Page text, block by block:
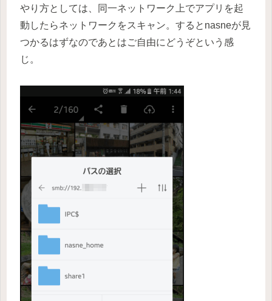
やり方としては、同一ネットワーク上でアプリを起
動したらネットワークをスキャン。するとnasneが見
つかるはずなのであとはご自由にどうぞという感
じ。